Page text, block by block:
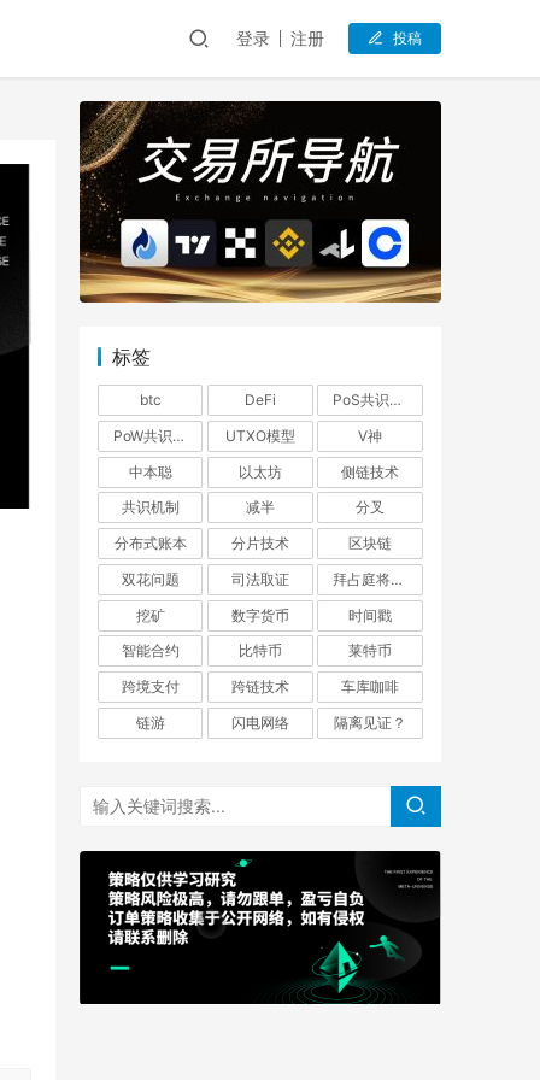
登录 注册 投稿
标签
btc DeFi
PoS共识机制
PoW共识机制
UTXO模型
V神
中本聪
以太坊
侧链技术
共识机制
减半
分叉
分布式账本
分片技术
区块链
双花问题
司法取证
拜占庭将军问题
挖矿
数字货币
时间戳
智能合约
比特币
莱特币
跨境支付
跨链技术
车库咖啡
链游
闪电网络 隔离见证？